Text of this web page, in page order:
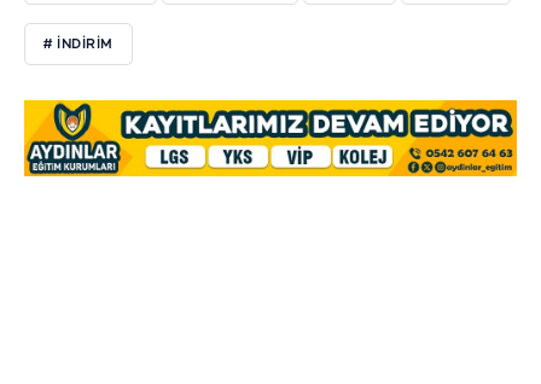
# İNDİRİM